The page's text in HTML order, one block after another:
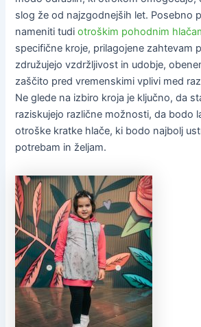
slog že od najzgodnejših let. Posebno
nameniti tudiotroškim pohodnim
specifične kroje, prilagojene zahtevam
združujejo vzdržljivost in udobje,
zaščito pred vremenskimi vplivi med
Ne glede na izbiro kroja je ključno, da
raziskujejo različne možnosti, da bodo
otroške kratke hlače, ki bodo najbolj
potrebam in željam.